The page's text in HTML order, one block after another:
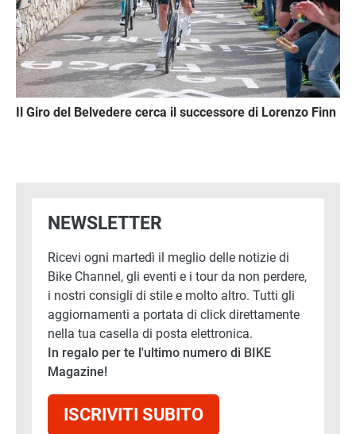
Il Giro del Belvedere cerca il successore di Lorenzo Finn
NEWSLETTER
Ricevi ogni martedì il meglio delle notizie di
Bike Channel, gli eventi e i tour da non perdere,
i nostri consigli di stile e molto altro. Tutti gli
aggiornamenti a portata di click direttamente
nella tua casella di posta elettronica.
In regalo per te l'ultimo numero di BIKE
Magazine!
ISCRIVITI SUBITO